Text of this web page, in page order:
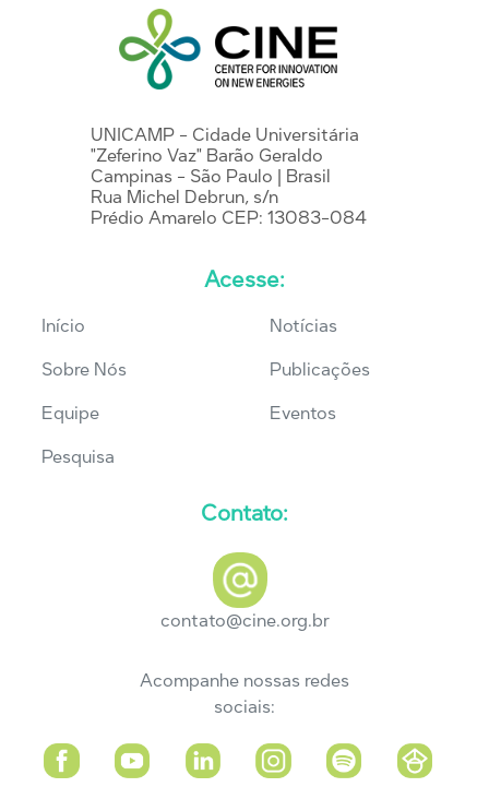
UNICAMP - Cidade Universitária
"Zeferino Vaz" Barão Geraldo
Campinas - São Paulo | Brasil
Rua Michel Debrun, s/n
Prédio Amarelo CEP: 13083-084
Acesse:
Início
Sobre Nós
Equipe
Pesquisa
Notícias
Publicações
Eventos
Contato:
contato@cine.org.br
Acompanhe nossas redes
sociais: